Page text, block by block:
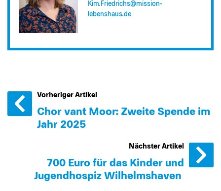
Kim.Friedrichs@​mission-
lebenshaus.de
Vorheriger Artikel
Chor van´t Moor: Zweite Spende im
Jahr 2025
Nächster Artikel
700 Euro für das Kinder und
Jugendhospiz Wilhelmshaven